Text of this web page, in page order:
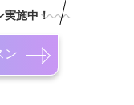
実施中！
ン